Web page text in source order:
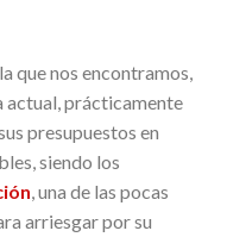
que nos encontramos,
actual, prácticamente
presupuestos en
siendo los
, una de las pocas
arriesgar por su